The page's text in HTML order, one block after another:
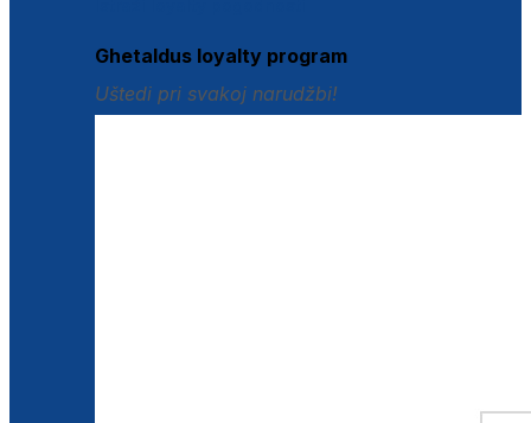
Ghetaldus loyalty program
Uštedi pri svakoj narudžbi!